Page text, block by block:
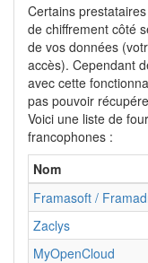
Certains
de chiffrement côté
de vos données
accès). Cependant
avec cette
pas pouvoir
Voici une liste de
francophones :
Nom
Framasoft /
Zaclys
MyOpenCloud